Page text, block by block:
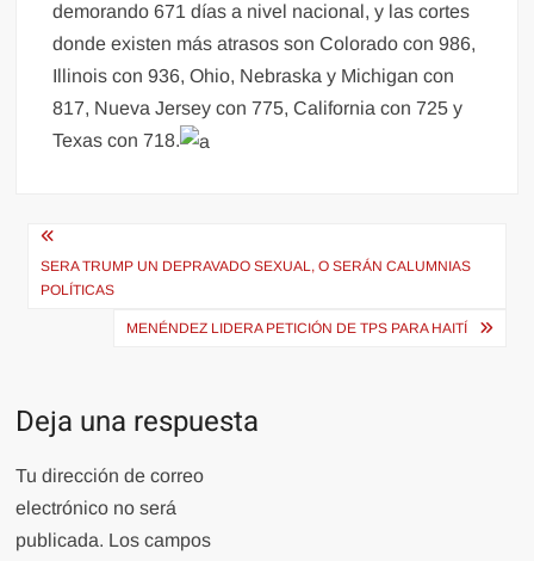
demorando 671 días a nivel nacional, y las cortes
donde existen más atrasos son Colorado con 986,
Illinois con 936, Ohio, Nebraska y Michigan con
817, Nueva Jersey con 775, California con 725 y
Texas con 718.
Navegación
de
entradas
SERA TRUMP UN DEPRAVADO SEXUAL, O SERÁN CALUMNIAS
POLÍTICAS
MENÉNDEZ LIDERA PETICIÓN DE TPS PARA HAITÍ
Deja una respuesta
Tu dirección de correo
electrónico no será
publicada. Los campos